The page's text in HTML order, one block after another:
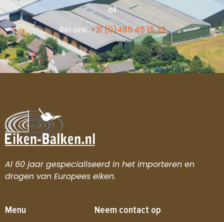
of
Bel ons.+31 (0)485 45 15 32
Al 60 jaar gespecialiseerd in het importeren en
drogen van Europees eiken.
Menu Neem contact op